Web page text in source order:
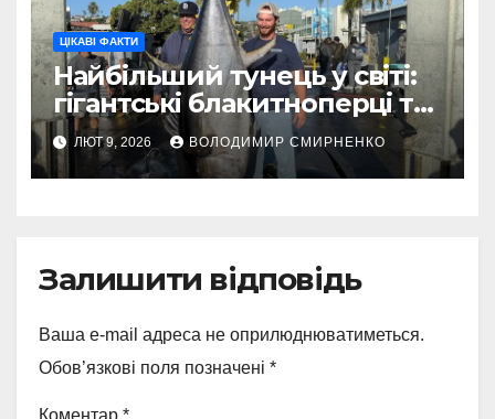
ЦІКАВІ ФАКТИ
Найбільший тунець у світі:
гігантські блакитноперці та
легендарні рекорди
ЛЮТ 9, 2026 ВОЛОДИМИР СМИРНЕНКО
Залишити відповідь
Ваша e-mail адреса не оприлюднюватиметься.
Обов’язкові поля позначені *
Коментар *